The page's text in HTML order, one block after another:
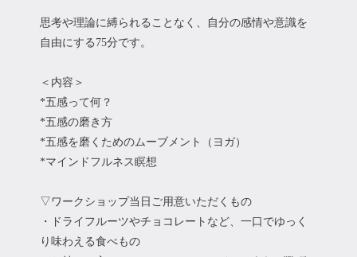
思考や理論に縛られることなく、自分の感情や意識を
自由にする75分です。
＜内容＞
*五感って何？
*五感の磨き方
*五感を磨くためのムーブメント（ヨガ）
*マインドフルネス瞑想
▽ワークショップ当日ご用意いただくもの
・ドライフルーツやチョコレートなど、一口でゆっく
り味わえる食べもの